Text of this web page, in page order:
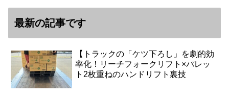
最新の記事です
【トラックの「ケツ下ろし」を劇的効
率化！リーチフォークリフト×パレッ
ト2枚重ねのハンドリフト裏技